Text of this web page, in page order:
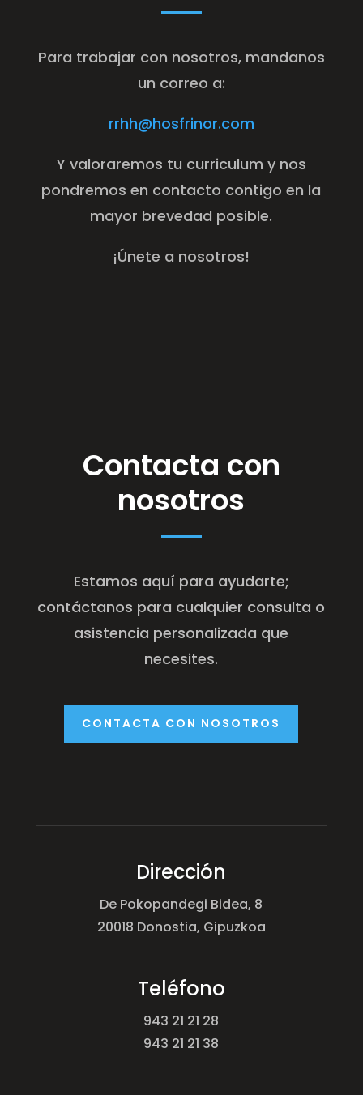
Para trabajar con nosotros, mandanos
un correo a:
rrhh@hosfrinor.com
Y valoraremos tu curriculum y nos
pondremos en contacto contigo en la
mayor brevedad posible.
¡Únete a nosotros!
Contacta con
nosotros
Estamos aquí para ayudarte;
contáctanos para cualquier consulta o
asistencia personalizada que
necesites.
CONTACTA CON NOSOTROS
Dirección
De Pokopandegi Bidea, 8
20018 Donostia, Gipuzkoa
Teléfono
943 21 21 28
943 21 21 38